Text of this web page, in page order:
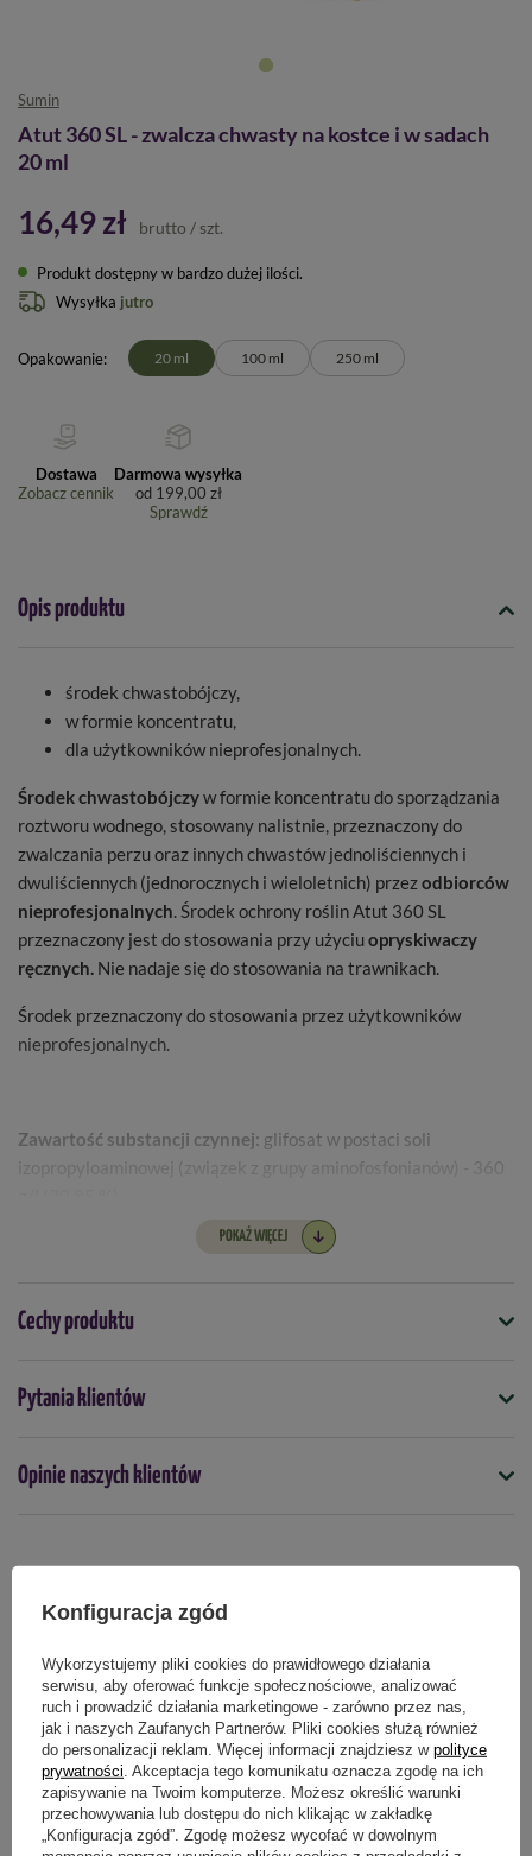
Sumin
Atut 360 SL - zwalcza chwasty na kostce i w sadach
20 ml
16,49 zł brutto / szt.
Produkt dostępny w bardzo dużej ilości
Wysyłka jutro
Opakowanie 20 ml 100 ml 250 ml
Dostawa
Zobacz cennik
Darmowa wysyłka
od 199,00 zł
Sprawdź
Opis produktu
środek chwastobójczy,
w formie koncentratu,
dla użytkowników nieprofesjonalnych.
Środek chwastobójczyw formie koncentratu do sporządzania
roztworu wodnego, stosowany nalistnie, przeznaczony do
zwalczania perzu oraz innych chwastów jednoliściennych i
dwuliściennych (jednorocznych i wieloletnich) przezodbiorców
nieprofesjonalnych. Środek ochrony roślin Atut 360 SL
przeznaczony jest do stosowania przy użyciuopryskiwaczy
ręcznych. Nie nadaje się do stosowania na trawnikach.
Środek przeznaczony do stosowania przez użytkowników
nieprofesjonalnych.
Zawartość substancji czynnej: glifosat w postaci soli
izopropyloaminowej (związek z grupy aminofosfonianów) - 360
jednostronna, gwiazdnica pospolita, komosa biała, koniczyna
pospolity, wiechlina roczna, jasnota purpurowa, pępawa zielona,
trwała, bodziszek drobny, ślaz zaniedbany, wierzbownica
gruczołowata.
uprawnych, przed rozpoczęciem upraw jesiennych,
drzewa owocowe, krzewy ozdobne - 30 - 40 ml/ 100 m
3 l wody
ogrody działkowe, ogrody przydomowe (tereny
przeznaczone pod przyszłą uprawę), tereny
nieużytkowane rolniczo, tereny wokół domu, tereny
wzdłuż ogrodzeń, drogi dojazdowe, ścieżki cmentarne - 30
POKAŻ WIĘCEJ
Cechy produktu
Symbol
5907102003593
podjazdach
Pytania klientów
Opinie naszych klientów
Konfiguracja zgód
Wykorzystujemy pliki cookies do prawidłowego działania
serwisu, aby oferować funkcje społecznościowe, analizować
ruch i prowadzić działania marketingowe - zarówno przez nas,
jak i naszych Zaufanych Partnerów. Pliki cookies służą również
do personalizacji reklam. Więcej informacji znajdziesz w polityce
prywatności . Akceptacja tego komunikatu oznacza zgodę na ich
zapisywanie na Twoim komputerze. Możesz określić warunki
przechowywania lub dostępu do nich klikając w zakładkę
„Konfiguracja zgód”. Zgodę możesz wycofać w dowolnym